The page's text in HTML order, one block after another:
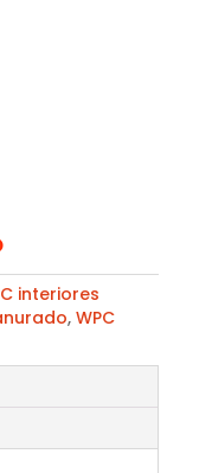
interiores
, WPC